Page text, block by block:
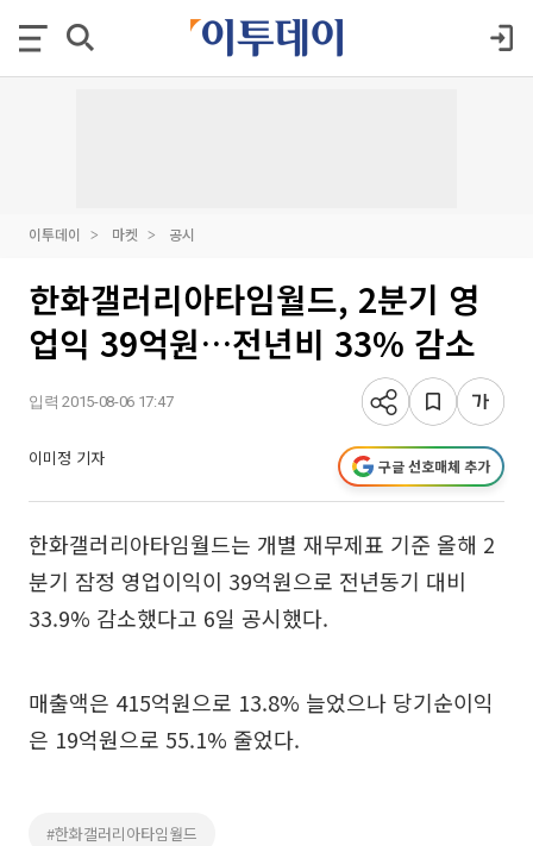
이투데이 마켓 공시
한화갤러리아타임월드, 2분기 영
업익 39억원…전년비 33% 감소
입력 2015-08-06 17:47
이미정 기자 구글 선호매체 추가
한화갤러리아타임월드는 개별 재무제표 기준 올해 2
분기 잠정 영업이익이 39억원으로 전년동기 대비
33.9% 감소했다고 6일 공시했다.
매출액은 415억원으로 13.8% 늘었으나 당기순이익
은 19억원으로 55.1% 줄었다.
#한화갤러리아타임월드